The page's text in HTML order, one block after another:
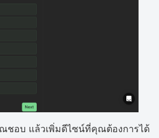
ชอบ แล้วเพิ่มดีไซน์ที่คุณต้องการได้